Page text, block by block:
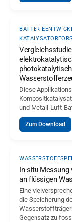
Diese
und Metall-Luft-
Zum Download
In-situ
an flüssigen
Eine
die Speicherung
Gegensatz zu